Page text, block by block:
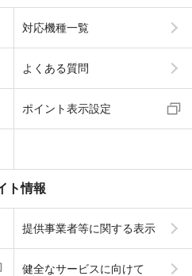
対応機種一覧
よくある質問
ポイント表示設定
ト情報
提供事業者等に関する表示
健全なサービスに向けて